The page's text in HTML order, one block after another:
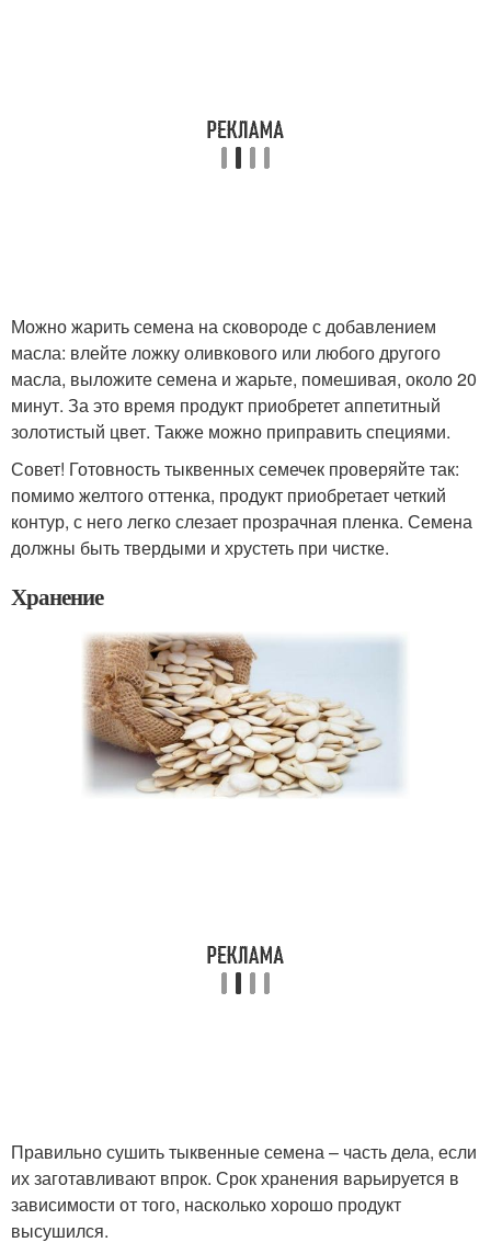
Можно жарить семена на сковороде с добавлением
масла: влейте ложку оливкового или любого другого
масла, выложите семена и жарьте, помешивая, около 20
минут. За это время продукт приобретет аппетитный
золотистый цвет. Также можно приправить специями.
Совет! Готовность тыквенных семечек проверяйте так:
помимо желтого оттенка, продукт приобретает четкий
контур, с него легко слезает прозрачная пленка. Семена
должны быть твердыми и хрустеть при чистке.
Хранение
Правильно сушить тыквенные семена – часть дела, если
их заготавливают впрок. Срок хранения варьируется в
зависимости от того, насколько хорошо продукт
высушился.